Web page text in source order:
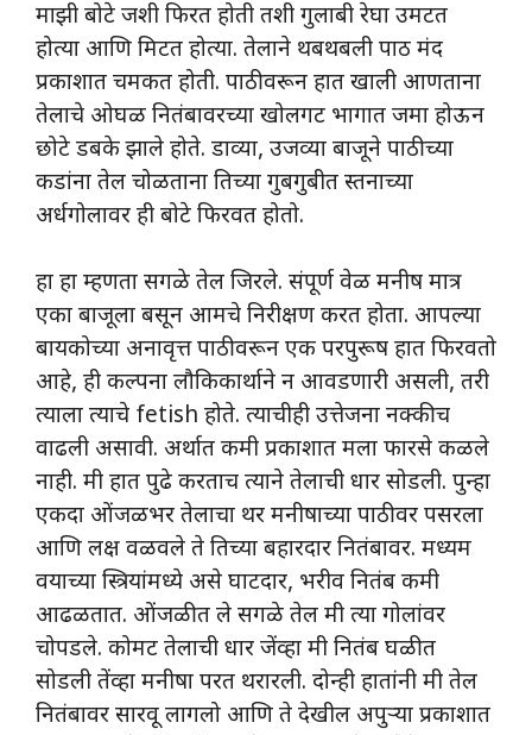
माझी बोटे जशी फिरत होती तशी गुलाबी रेघा उमटत
होत्या आणि मिटत होत्या. तेलाने थबथबली पाठ मंद
प्रकाशात चमकत होती. पाठीवरून हात खाली आणताना
तेलाचे ओघळ नितंबावरच्या खोलगट भागात जमा होऊन
छोटे डबके झाले होते. डाव्या, उजव्या बाजूने पाठीच्या
कडांना तेल चोळताना तिच्या गुबगुबीत स्तनाच्या
अर्धगोलावर ही बोटे फिरवत होतो.
हा हा म्हणता सगळे तेल जिरले. संपूर्ण वेळ मनीष मात्र
एका बाजूला बसून आमचे निरीक्षण करत होता. आपल्या
बायकोच्या अनावृत्त पाठीवरून एक परपुरूष हात फिरवतो
आहे, ही कल्पना लौकिकार्थाने न आवडणारी असली, तरी
त्याला त्याचे fetish होते. त्याचीही उत्तेजना नक्कीच
वाढली असावी. अर्थात कमी प्रकाशात मला फारसे कळले
नाही. मी हात पुढे करताच त्याने तेलाची धार सोडली. पुन्हा
एकदा ओंजळभर तेलाचा थर मनीषाच्या पाठीवर पसरला
आणि लक्ष वळवले ते तिच्या बहारदार नितंबावर. मध्यम
वयाच्या स्त्रियांमध्ये असे घाटदार, भरीव नितंब कमी
आढळतात. ओंजळीत ले सगळे तेल मी त्या गोलांवर
चोपडले. कोमट तेलाची धार जेंव्हा मी नितंब घळीत
सोडली तेंव्हा मनीषा परत थरारली. दोन्ही हातांनी मी तेल
नितंबावर सारवू लागलो आणि ते देखील अपुऱ्या प्रकाशात